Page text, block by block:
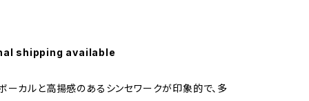
shipping available
ーカルと高揚感のあるシンセワークが印象的で、多